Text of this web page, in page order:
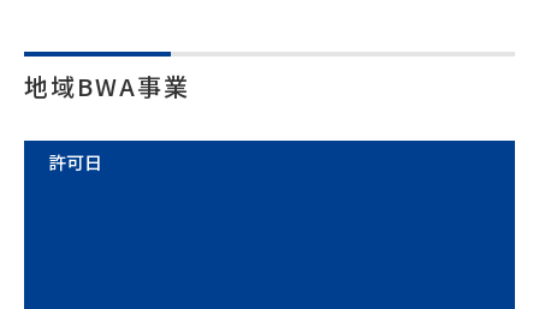
地域BWA事業
許可日